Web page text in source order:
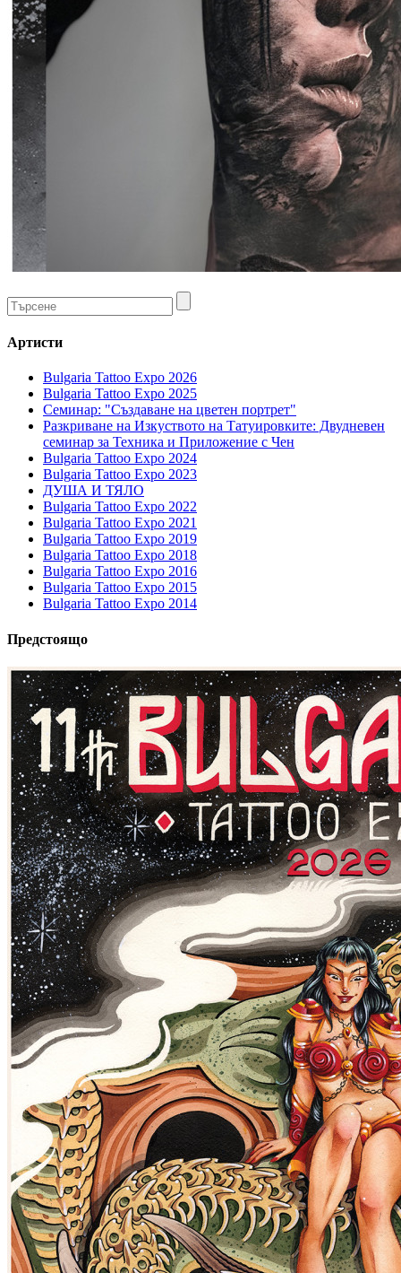
Артисти
Bulgaria Tattoo Expo 2026
Bulgaria Tattoo Expo 2025
Семинар: "Създаване на цветен портрет"
Разкриване на Изкуството на Татуировките: Двудневен
семинар за Техника и Приложение с Чен
Bulgaria Tattoo Expo 2024
Bulgaria Tattoo Expo 2023
ДУША И ТЯЛО
Bulgaria Tattoo Expo 2022
Bulgaria Tattoo Expo 2021
Bulgaria Tattoo Expo 2019
Bulgaria Tattoo Expo 2018
Bulgaria Tattoo Expo 2016
Bulgaria Tattoo Expo 2015
Bulgaria Tattoo Expo 2014
Предстоящо